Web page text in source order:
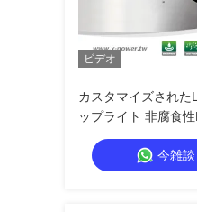
ビデオ
カスタマイズされた
ップライト 非腐食性
業用
今雑